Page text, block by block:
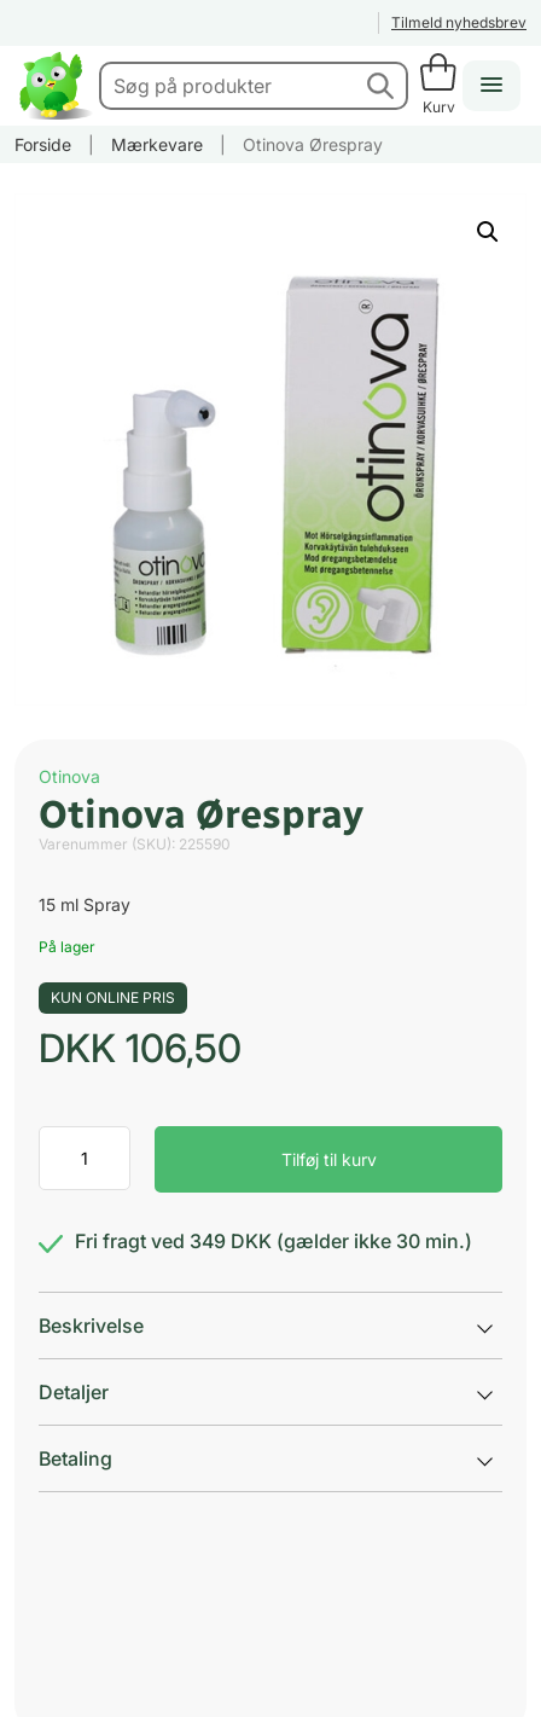
Tilmeld nyhedsbrev
Kurv
Forside Mærkevare Otinova Ørespray
Otinova
Otinova Ørespray
Varenummer (SKU): 225590
15 ml Spray
På lager
KUN ONLINE PRIS
DKK 106,50
Ørespray
antal
Tilføj til kurv
Fri fragt ved 349 DKK (gælder ikke 30 min.)
Beskrivelse
Detaljer
Betaling